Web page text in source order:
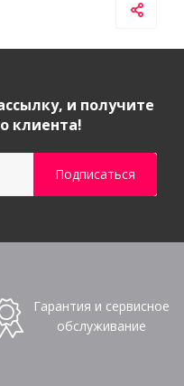
и получите
клиента!
Гарантия и сервисное
обслуживание